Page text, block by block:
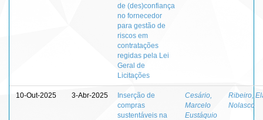
de (des)confiança
no fornecedor
para gestão de
riscos em
contratações
regidas pela Lei
Geral de
Licitações
10-Out-2025 3-Abr-2025
Inserção de
compras
sustentáveis na
Cesário,
Marcelo
Eustáquio
Ribeiro,
Nolasco